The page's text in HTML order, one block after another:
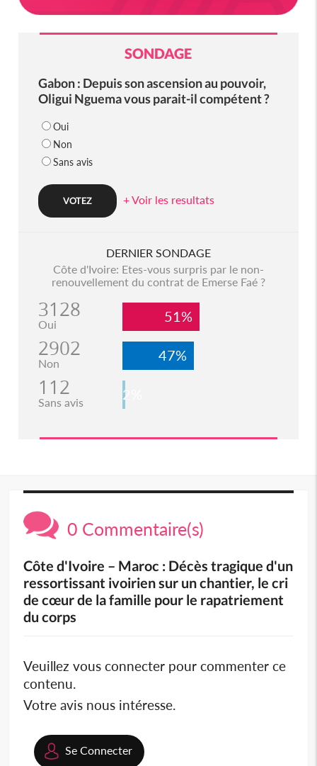
SONDAGE
Gabon : Depuis son ascension au pouvoir,
Oligui Nguema vous parait-il compétent ?
Oui
Non
Sans avis
+ Voir les resultats
DERNIER SONDAGE
Côte d'Ivoire: Etes-vous surpris par le non-
renouvellement du contrat de Emerse Faé ?
3128
Oui 51%
2902
Non 47%
112
Sans avis 2%
0 Commentaire(s)
Côte d'Ivoire – Maroc : Décès tragique d'un
ressortissant ivoirien sur un chantier, le cri
de cœur de la famille pour le rapatriement
du corps
Veuillez vous connecter pour commenter ce
contenu.
Votre avis nous intéresse.
Se Connecter